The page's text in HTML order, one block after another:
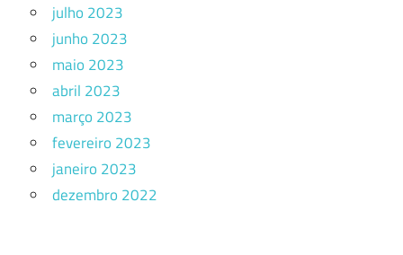
julho 2023
junho 2023
maio 2023
abril 2023
março 2023
fevereiro 2023
janeiro 2023
dezembro 2022